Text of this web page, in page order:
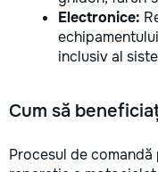
Electronice:
inclusiv al
Cum să
Procesul de